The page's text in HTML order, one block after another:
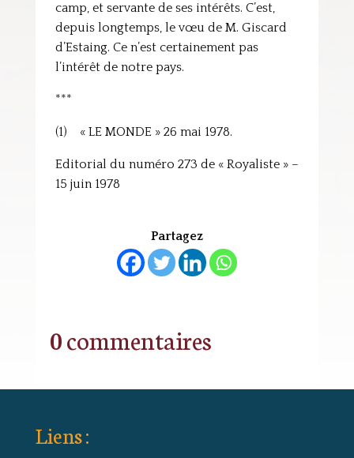
camp, et servante de ses intérêts. C’est,
depuis longtemps, le vœu de M. Giscard
d’Estaing. Ce n’est certainement pas
l’intérêt de notre pays.
***
(1) « LE MONDE » 26 mai 1978.
Editorial du numéro 273 de « Royaliste » –
15 juin 1978
Partagez
0 commentaires
Liens :